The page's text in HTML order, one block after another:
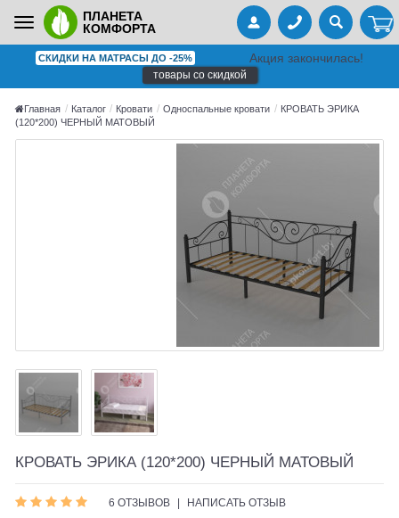
Toggle
navigation
ПЛАНЕТА
КОМФОРТА
СКИДКИ НА МАТРАСЫ ДО -25% Акция закончилась!
товары со скидкой
Главная Каталог Кровати Односпальные кровати
КРОВАТЬ ЭРИКА
(120*200) ЧЕРНЫЙ МАТОВЫЙ
КРОВАТЬ ЭРИКА (120*200) ЧЕРНЫЙ МАТОВЫЙ
6 ОТЗЫВОВ НАПИСАТЬ ОТЗЫВ